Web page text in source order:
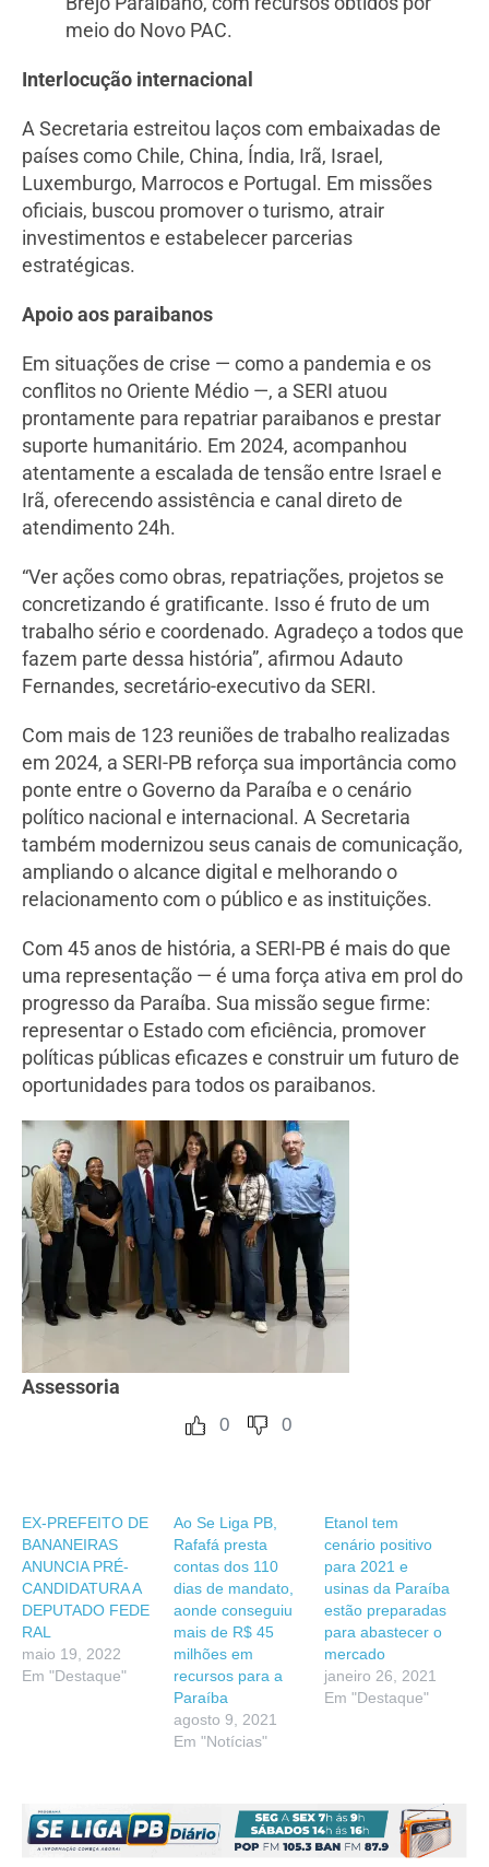
meio do Novo PAC.
Interlocução internacional
A Secretaria estreitou laços com embaixadas de
países como Chile, China, Índia, Irã, Israel,
Luxemburgo, Marrocos e Portugal. Em missões
oficiais, buscou promover o turismo, atrair
investimentos e estabelecer parcerias
estratégicas.
Apoio aos paraibanos
Em situações de crise — como a pandemia e os
conflitos no Oriente Médio —, a SERI atuou
prontamente para repatriar paraibanos e prestar
suporte humanitário. Em 2024, acompanhou
atentamente a escalada de tensão entre Israel e
Irã, oferecendo assistência e canal direto de
atendimento 24h.
“Ver ações como obras, repatriações, projetos se
concretizando é gratificante. Isso é fruto de um
trabalho sério e coordenado. Agradeço a todos que
fazem parte dessa história”, afirmou Adauto
Fernandes, secretário-executivo da SERI.
Com mais de 123 reuniões de trabalho realizadas
em 2024, a SERI-PB reforça sua importância como
ponte entre o Governo da Paraíba e o cenário
político nacional e internacional. A Secretaria
também modernizou seus canais de comunicação,
ampliando o alcance digital e melhorando o
relacionamento com o público e as instituições.
Com 45 anos de história, a SERI-PB é mais do que
uma representação — é uma força ativa em prol do
progresso da Paraíba. Sua missão segue firme:
representar o Estado com eficiência, promover
políticas públicas eficazes e construir um futuro de
oportunidades para todos os paraibanos.
Assessoria
0 0
EX-PREFEITO DE
BANANEIRAS
ANUNCIA PRÉ-
CANDIDATURA A
DEPUTADO FEDE
RAL
maio 19, 2022
Em "Destaque"
Ao Se Liga PB,
Rafafá presta
contas dos 110
dias de mandato,
aonde conseguiu
mais de R$ 45
milhões em
recursos para a
Paraíba
agosto 9, 2021
Em "Notícias"
Etanol tem
cenário positivo
para 2021 e
usinas da Paraíba
estão preparadas
para abastecer o
mercado
janeiro 26, 2021
Em "Destaque"